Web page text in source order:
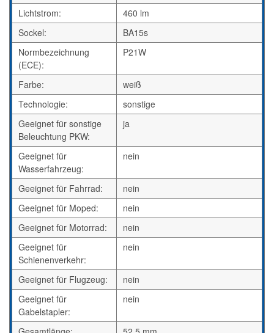
Lichtstrom:
460 lm
Sockel:
BA15s
Normbezeichnung
(ECE):
P21W
Farbe:
weiß
Technologie:
sonstige
Geeignet für sonstige
Beleuchtung PKW:
ja
Geeignet für
Wasserfahrzeug:
nein
Geeignet für Fahrrad:
nein
Geeignet für Moped:
nein
Geeignet für Motorrad:
nein
Geeignet für
Schienenverkehr:
nein
Geeignet für Flugzeug:
nein
Geeignet für
Gabelstapler:
nein